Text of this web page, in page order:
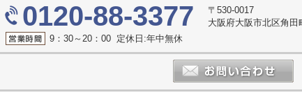
0120-88-3377
〒530-0017
大阪府大阪市北区角
9：30～20：00 定休日:年中無休